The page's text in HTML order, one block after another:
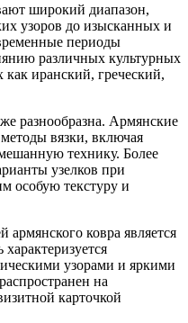
широкий диапазон,
узоров до изысканных и
периоды
различных культурных
иранский, греческий,
разнообразна. Армянские
вязки, включая
технику. Более
узелков при
особую текстуру и
ковра является
узорами и яркими
на
карточкой